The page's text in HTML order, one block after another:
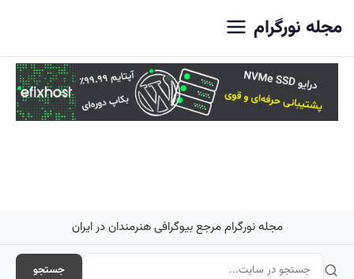
مجله نورگرام
مجله نورگرام مرجع بیوگرافی هنرمندان در ایران
جستجو